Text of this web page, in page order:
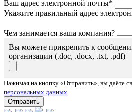
Ваш адрес электронной почты*
Укажите правильный адрес
Чем занимается ваша компания?
Вы можете прикрепить к
организации (.doc, .docx, .txt, .pdf)
Нажимая на кнопку «Отправить», вы даёте
персональных данных
Отправить